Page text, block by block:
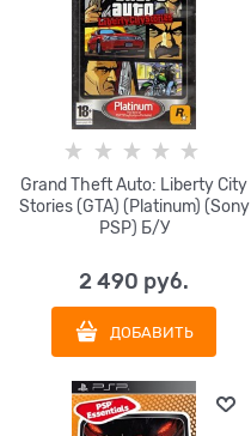
Grand Theft Auto: Liberty City
Stories (GTA) (Platinum) (Sony
PSP) Б/У
2 490 руб.
ДОБАВИТЬ